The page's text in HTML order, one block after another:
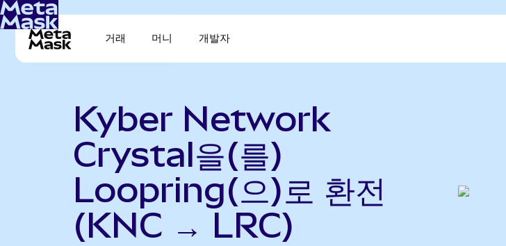
거래 머니 개발자
Kyber Network
Crystal을(를)
Loopring(으)로 환전
(KNC → LRC)